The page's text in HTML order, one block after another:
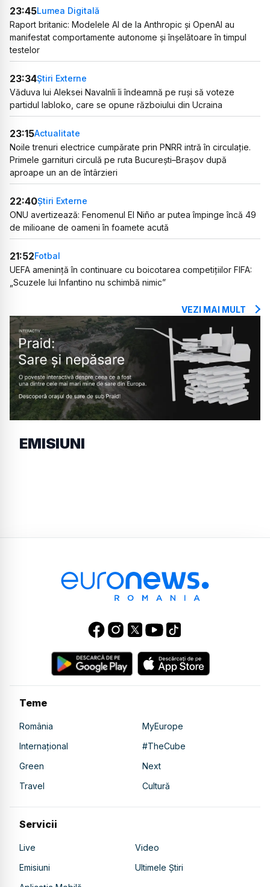
23:45Lumea Digitală
Raport britanic: Modelele AI de la Anthropic și OpenAI au
manifestat comportamente autonome și înșelătoare în timpul
testelor
23:34Știri Externe
Văduva lui Aleksei Navalnîi îi îndeamnă pe ruși să voteze
partidul Iabloko, care se opune războiului din Ucraina
23:15Actualitate
Noile trenuri electrice cumpărate prin PNRR intră în circulație.
Primele garnituri circulă pe ruta București–Brașov după
aproape un an de întârzieri
22:40Știri Externe
ONU avertizează: Fenomenul El Niño ar putea împinge încă 49
de milioane de oameni în foamete acută
21:52Fotbal
UEFA amenință în continuare cu boicotarea competițiilor FIFA:
„Scuzele lui Infantino nu schimbă nimic”
VEZI MAI MULT
EMISIUNI
Teme
România
MyEurope
Internațional
#TheCube
Green
Next
Travel
Cultură
Servicii
Live
Video
Emisiuni
Ultimele Știri